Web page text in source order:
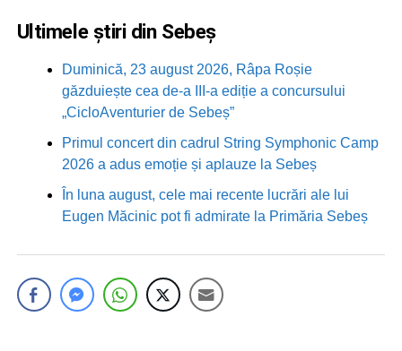
Ultimele știri din Sebeș
Duminică, 23 august 2026, Râpa Roșie
găzduiește cea de-a III-a ediție a concursului
„CicloAventurier de Sebeș”
Primul concert din cadrul String Symphonic Camp
2026 a adus emoție și aplauze la Sebeș
În luna august, cele mai recente lucrări ale lui
Eugen Măcinic pot fi admirate la Primăria Sebeș